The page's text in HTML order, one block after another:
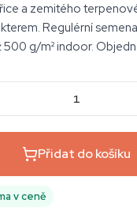
a zemitého
Regulérní
500 g/m² indoor.
Přidat do košíku
v ceně